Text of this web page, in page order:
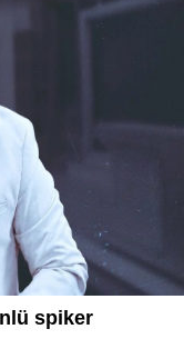
spiker